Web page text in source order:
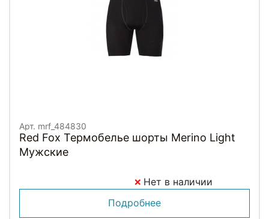
Арт. mrf_484830
Red Fox Термобелье шорты Merino Light
Мужские
Нет в наличии
Подробнее